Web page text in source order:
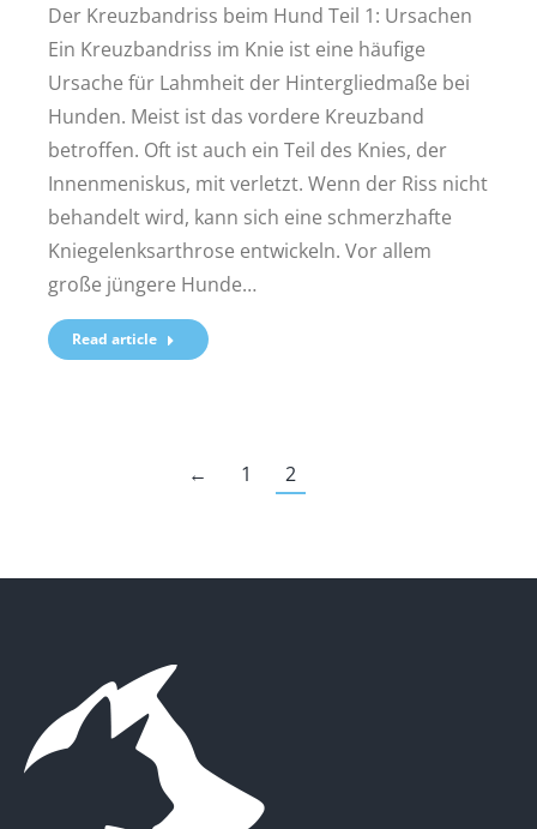
Der Kreuzbandriss beim Hund Teil 1: Ursachen
Ein Kreuzbandriss im Knie ist eine häufige
Ursache für Lahmheit der Hintergliedmaße bei
Hunden. Meist ist das vordere Kreuzband
betroffen. Oft ist auch ein Teil des Knies, der
Innenmeniskus, mit verletzt. Wenn der Riss nicht
behandelt wird, kann sich eine schmerzhafte
Kniegelenksarthrose entwickeln. Vor allem
große jüngere Hunde…
Read article
← 1 2